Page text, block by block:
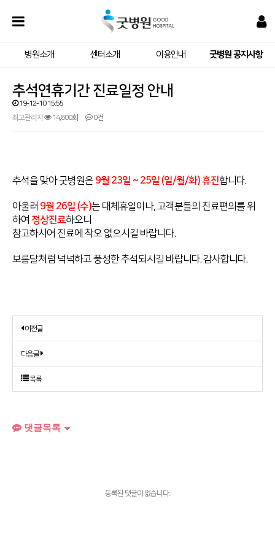
병원소개 센터소개 이용안내 굿병원 공지사항
추석연휴기간 진료일정 안내
19-12-10 15:55
최고관리자
14,800회 0건
추석을 맞아 굿병원은 9월 23일 ~ 25일 (일/월/화) 휴진합니다.
아울러 9월 26일 (수)는 대체휴일이나, 고객분들의 진료편의를 위
하여 정상진료하오니
참고하시어 진료에 착오 없으시길 바랍니다.
보름달처럼 넉넉하고 풍성한 추석되시길 바랍니다. 감사합니다.
이전글
다음글
목록
댓글목록
등록된 댓글이 없습니다.